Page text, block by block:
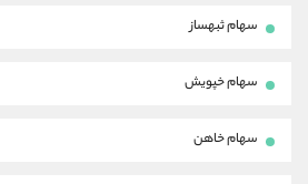
سهام ثبهساز
سهام خپویش
سهام خاهن